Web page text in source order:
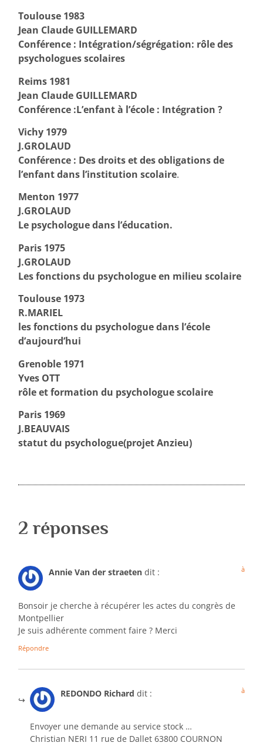
Toulouse 1983
Jean Claude GUILLEMARD
Conférence : Intégration/ségrégation: rôle des
psychologues scolaires
Reims 1981
Jean Claude GUILLEMARD
Conférence :L’enfant à l’école : Intégration ?
Vichy 1979
J.GROLAUD
Conférence : Des droits et des obligations de
l’enfant dans l’institution scolaire.
Menton 1977
J.GROLAUD
Le psychologue dans l’éducation.
Paris 1975
J.GROLAUD
Les fonctions du psychologue en milieu scolaire
Toulouse 1973
R.MARIEL
les fonctions du psychologue dans l’école
d’aujourd’hui
Grenoble 1971
Yves OTT
rôle et formation du psychologue scolaire
Paris 1969
J.BEAUVAIS
statut du psychologue(projet Anzieu)
2 réponses
Annie Van der straeten dit : à
Bonsoir je cherche à récupérer les actes du congrès de
Montpellier
Je suis adhérente comment faire ? Merci
Répondre
REDONDO Richard dit : à
Envoyer une demande au service stock …
Christian NERI 11 rue de Dallet 63800 COURNON